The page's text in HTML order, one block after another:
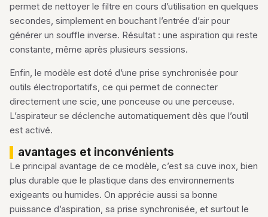
permet de nettoyer le filtre en cours d’utilisation en quelques
secondes, simplement en bouchant l’entrée d’air pour
générer un souffle inverse. Résultat : une aspiration qui reste
constante, même après plusieurs sessions.
Enfin, le modèle est doté d’une prise synchronisée pour
outils électroportatifs, ce qui permet de connecter
directement une scie, une ponceuse ou une perceuse.
L’aspirateur se déclenche automatiquement dès que l’outil
est activé.
avantages et inconvénients
Le principal avantage de ce modèle, c’est sa cuve inox, bien
plus durable que le plastique dans des environnements
exigeants ou humides. On apprécie aussi sa bonne
puissance d’aspiration, sa prise synchronisée, et surtout le